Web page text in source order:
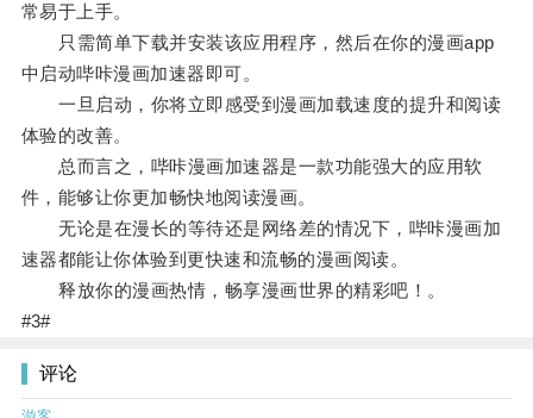
常易于上手。
只需简单下载并安装该应用程序，然后在你的漫画app
中启动哔咔漫画加速器即可。
一旦启动，你将立即感受到漫画加载速度的提升和阅读
体验的改善。
总而言之，哔咔漫画加速器是一款功能强大的应用软
件，能够让你更加畅快地阅读漫画。
无论是在漫长的等待还是网络差的情况下，哔咔漫画加
速器都能让你体验到更快速和流畅的漫画阅读。
释放你的漫画热情，畅享漫画世界的精彩吧！。
#3#
评论